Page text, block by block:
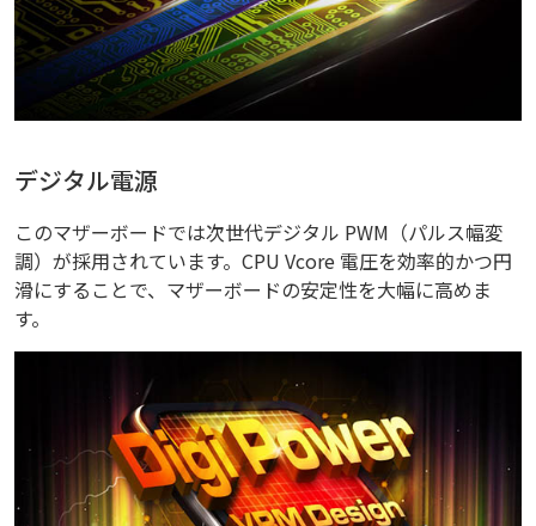
デジタル電源
このマザーボードでは次世代デジタル PWM（パルス幅変
調）が採用されています。CPU Vcore 電圧を効率的かつ円
滑にすることで、マザーボードの安定性を大幅に高めま
す。